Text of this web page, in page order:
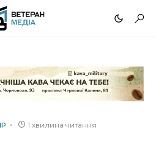
1 хвилина читання